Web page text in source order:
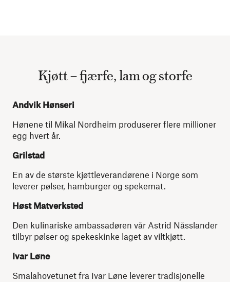
Kjøtt – fjærfe, lam og storfe
Andvik Hønseri
Hønene til Mikal Nordheim produserer flere millioner
egg hvert år.
Grilstad
En av de største kjøttleverandørene i Norge som
leverer pølser, hamburger og spekemat.
Høst Matverksted
Den kulinariske ambassadøren vår Astrid Nåsslander
tilbyr pølser og spekeskinke laget av viltkjøtt.
Ivar Løne
Smalahovetunet fra Ivar Løne leverer tradisjonelle